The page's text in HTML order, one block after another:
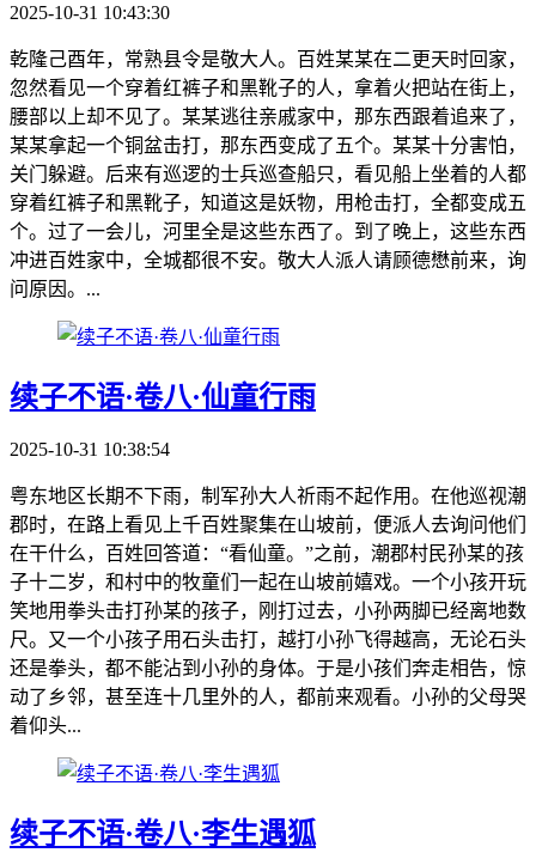
2025-10-31 10:43:30
乾隆己酉年，常熟县令是敬大人。百姓某某在二更天时回家，
忽然看见一个穿着红裤子和黑靴子的人，拿着火把站在街上，
腰部以上却不见了。某某逃往亲戚家中，那东西跟着追来了，
某某拿起一个铜盆击打，那东西变成了五个。某某十分害怕，
关门躲避。后来有巡逻的士兵巡查船只，看见船上坐着的人都
穿着红裤子和黑靴子，知道这是妖物，用枪击打，全都变成五
个。过了一会儿，河里全是这些东西了。到了晚上，这些东西
冲进百姓家中，全城都很不安。敬大人派人请顾德懋前来，询
问原因。...
续子不语·卷八·仙童行雨
2025-10-31 10:38:54
粤东地区长期不下雨，制军孙大人祈雨不起作用。在他巡视潮
郡时，在路上看见上千百姓聚集在山坡前，便派人去询问他们
在干什么，百姓回答道：“看仙童。”之前，潮郡村民孙某的孩
子十二岁，和村中的牧童们一起在山坡前嬉戏。一个小孩开玩
笑地用拳头击打孙某的孩子，刚打过去，小孙两脚已经离地数
尺。又一个小孩子用石头击打，越打小孙飞得越高，无论石头
还是拳头，都不能沾到小孙的身体。于是小孩们奔走相告，惊
动了乡邻，甚至连十几里外的人，都前来观看。小孙的父母哭
着仰头...
续子不语·卷八·李生遇狐